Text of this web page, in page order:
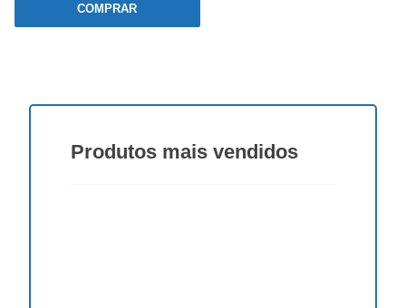
COMPRAR
Produtos mais vendidos